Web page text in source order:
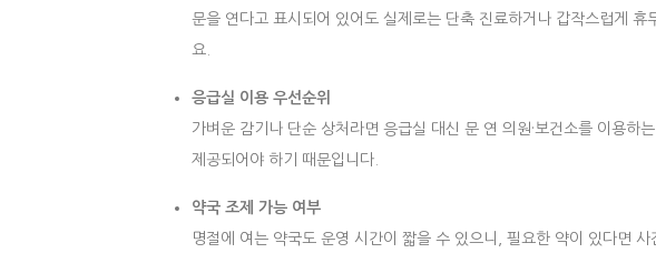
문을 연다고 표시되어 있어도 실제로는 단축 진료하거나 갑작스럽게 휴
요.
응급실 이용 우선순위
가벼운 감기나 단순 상처라면 응급실 대신 문 연 의원·보건소를 이용하
제공되어야 하기 때문입니다.
약국 조제 가능 여부
명절에 여는 약국도 운영 시간이 짧을 수 있으니, 필요한 약이 있다면